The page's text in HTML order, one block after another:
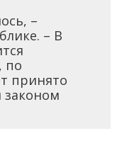
–
– В
по
принято
законом